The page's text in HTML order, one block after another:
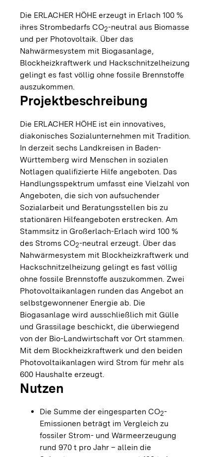
Die ERLACHER HÖHE erzeugt in Erlach 100 %
ihres Strombedarfs CO2-neutral aus Biomasse
und per Photovoltaik. Über das
Nahwärmesystem mit Biogasanlage,
Blockheizkraftwerk und Hackschnitzelheizung
gelingt es fast völlig ohne fossile Brennstoffe
auszukommen.
Projektbeschreibung
Die ERLACHER HÖHE ist ein innovatives,
diakonisches Sozialunternehmen mit Tradition.
In derzeit sechs Landkreisen in Baden-
Württemberg wird Menschen in sozialen
Notlagen qualifizierte Hilfe angeboten. Das
Handlungsspektrum umfasst eine Vielzahl von
Angeboten, die sich von aufsuchender
Sozialarbeit und Beratungsstellen bis zu
stationären Hilfeangeboten erstrecken. Am
Stammsitz in Großerlach-Erlach wird 100 %
des Stroms CO2-neutral erzeugt. Über das
Nahwärmesystem mit Blockheizkraftwerk und
Hackschnitzelheizung gelingt es fast völlig
ohne fossile Brennstoffe auszukommen. Zwei
Photovoltaikanlagen runden das Angebot an
selbstgewonnener Energie ab. Die
Biogasanlage wird ausschließlich mit Gülle
und Grassilage beschickt, die überwiegend
von der Bio-Landwirtschaft vor Ort stammen.
Mit dem Blockheizkraftwerk und den beiden
Photovoltaikanlagen wird Strom für mehr als
600 Haushalte erzeugt.
Nutzen
Die Summe der eingesparten CO2-
Emissionen beträgt im Vergleich zu
fossiler Strom- und Wärmeerzeugung
rund 970 t pro Jahr – allein die